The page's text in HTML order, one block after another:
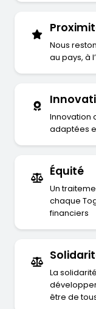
Nous
au pays, à
Innovation
adaptées
Équité
Un
chaque
financiers
La
être de